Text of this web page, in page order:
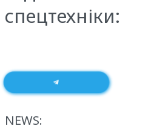
спецтехніки:
NEWS: